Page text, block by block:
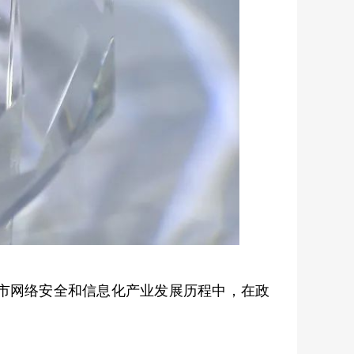
网络安全和信息化产业发展历程中，在政